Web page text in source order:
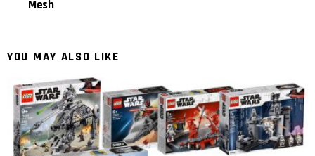
Mesh
YOU MAY ALSO LIKE